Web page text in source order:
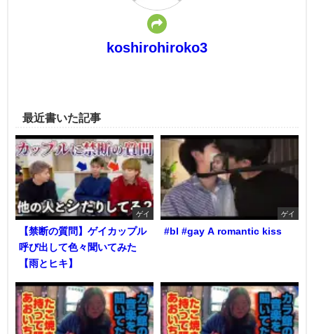
koshirohiroko3
最近書いた記事
ゲイ
【禁断の質問】ゲイカップル
呼び出して色々聞いてみた
【雨とヒキ】
ゲイ
#bl #gay A romantic kiss